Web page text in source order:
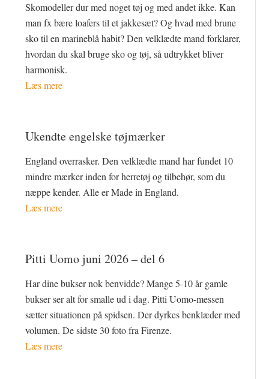
Skomodeller dur med noget tøj og med andet ikke. Kan
man fx bære loafers til et jakkesæt? Og hvad med brune
sko til en marineblå habit? Den velklædte mand forklarer,
hvordan du skal bruge sko og tøj, så udtrykket bliver
harmonisk.
Læs mere
Ukendte engelske tøjmærker
England overrasker. Den velklædte mand har fundet 10
mindre mærker inden for herretøj og tilbehør, som du
næppe kender. Alle er Made in England.
Læs mere
Pitti Uomo juni 2026 – del 6
Har dine bukser nok benvidde? Mange 5-10 år gamle
bukser ser alt for smalle ud i dag. Pitti Uomo-messen
sætter situationen på spidsen. Der dyrkes benklæder med
volumen. De sidste 30 foto fra Firenze.
Læs mere